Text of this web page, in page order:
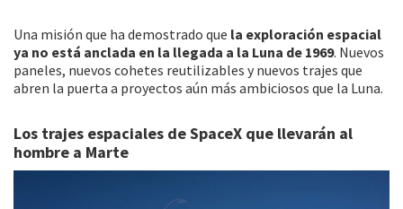
Una misión que ha demostrado que la exploración espacial
ya no está anclada en la llegada a la Luna de 1969. Nuevos
paneles, nuevos cohetes reutilizables y nuevos trajes que
abren la puerta a proyectos aún más ambiciosos que la Luna.
Los trajes espaciales de SpaceX que llevarán al
hombre a Marte